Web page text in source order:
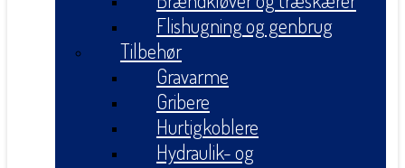
Flishugning og genbrug
Tilbehør
Gravarme
Gribere
Hurtigkoblere
Hydraulik- og